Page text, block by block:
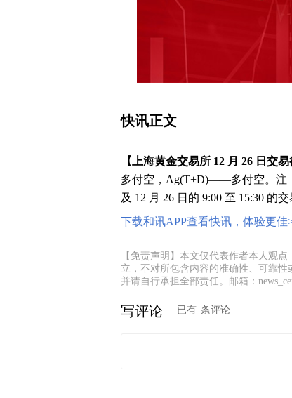
快讯正文
【上海黄金交易所 12 月 26 日交易
多付空，Ag(T+D)——多付空。注
及 12 月 26 日的 9:00 至 15:30 的
下载和讯APP查看快讯，体验更佳
【免责声明】本文仅代表作者本人观
立，不对所包含内容的准确性、可靠
并请自行承担全部责任。邮箱：
写评论 已有 条评论